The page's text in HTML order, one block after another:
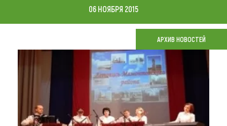
Карта
Что привезти (сувениры)
О регионе
Коллекция впечатлений
06 НОЯБРЯ 2015
АРХИВ НОВОСТЕЙ